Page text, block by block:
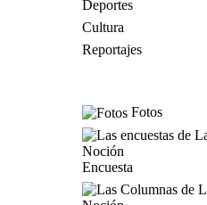
Deportes
Cultura
Reportajes
Fotos
Encuesta